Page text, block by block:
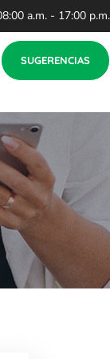
a.m. - 17:00 p.m.
SUGERENCIAS